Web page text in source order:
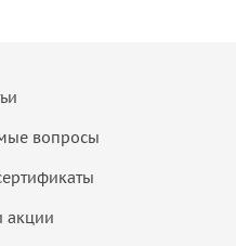
вопросы
акции